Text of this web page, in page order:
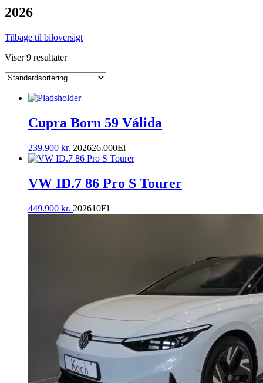
2026
Tilbage til biloversigt
Viser 9 resultater
Cupra Born 59 Válida
239.900 kr. 202626.000El
VW ID.7 86 Pro S Tourer
449.900 kr. 202610El